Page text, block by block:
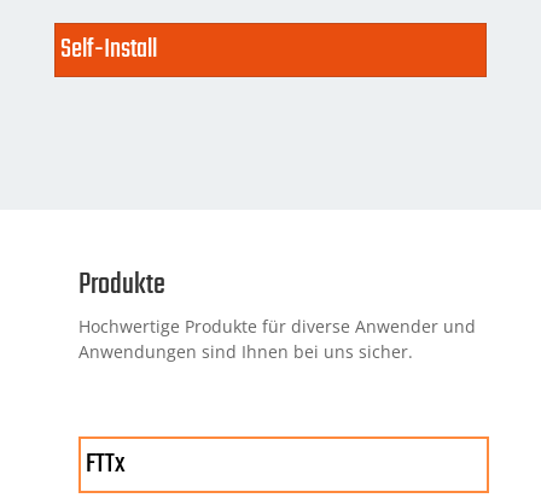
Self-Install
Produkte
Hochwertige Produkte für diverse Anwender und
Anwendungen sind Ihnen bei uns sicher.
FTTx